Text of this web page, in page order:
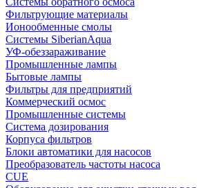
Фильтрующие материалы
Ионообменные смолы
Системы SiberianAqua
УФ-обеззараживание
Промышленные лампы
Бытовые лампы
Фильтры для предприятий
Коммерческий осмос
Промышленные системы
Система дозирования
Корпуса фильтров
Блоки автоматики для насосов
Преобразователь частоты насоса
CUE